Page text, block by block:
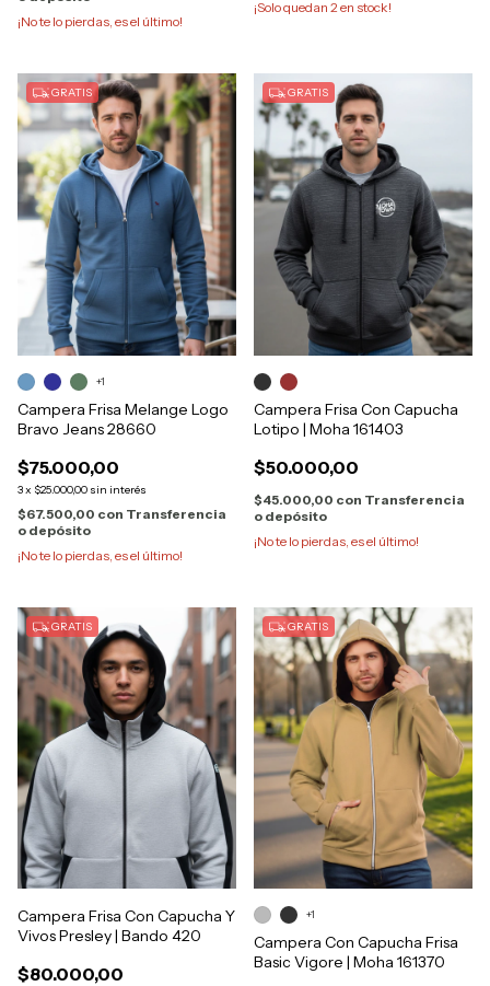
¡No te lo pierdas, es el último!
¡Solo quedan 2en stock!
GRATIS
Campera Frisa Melange Logo
Bravo Jeans 28660
$75.000,00
3x $25.000,00 sin interés
$67.500,00 con Transferencia
o depósito
¡No te lo pierdas, es el último!
+1
GRATIS
Campera Frisa Con Capucha
Lotipo | Moha 161403
$50.000,00
$45.000,00 con Transferencia
o depósito
¡No te lo pierdas, es el último!
GRATIS
Campera Frisa Con Capucha Y
Vivos Presley | Bando 420
$80.000,00
GRATIS
Campera Con Capucha Frisa
Basic Vigore | Moha 161370
+1